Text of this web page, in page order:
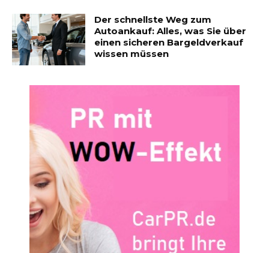
Der schnellste Weg zum
Autoankauf: Alles, was Sie über
einen sicheren Bargeldverkauf
wissen müssen